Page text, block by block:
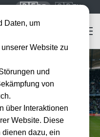
🇩🇪DE 🇬🇧EN
Daten, um
Website zu
und
von
über Interaktionen
Website. Diese
dienen dazu, ein